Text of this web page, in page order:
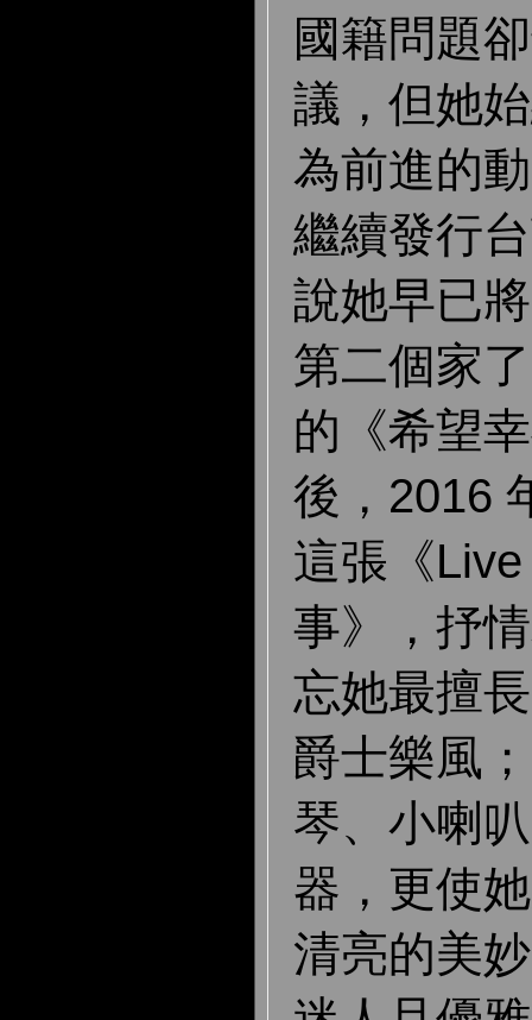
國籍問題
議，但她
為前進的
繼續發行
說她早已
第二個家
的《希望
後，2016
這張《
事》，抒
忘她最擅
爵士樂風
琴、小喇
器，更使
清亮的美